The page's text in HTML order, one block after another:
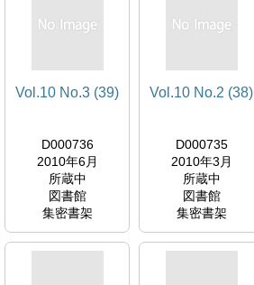
Vol.10 No.3 (39)
D000736
2010年6月
所蔵中
図書館
集密書架
Vol.10 No.2 (38)
D000735
2010年3月
所蔵中
図書館
集密書架